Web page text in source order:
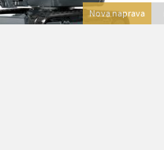
Nova naprava